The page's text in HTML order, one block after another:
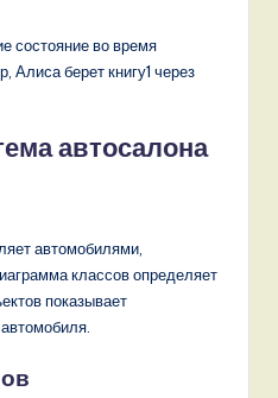
состояние во время
Алиса берет книгу1 через
автосалона
автомобилями,
классов определяет
показывает